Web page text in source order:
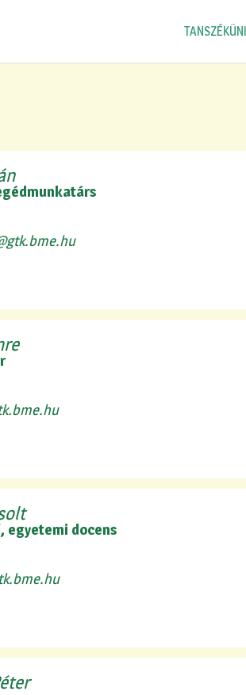
egyetemi docens